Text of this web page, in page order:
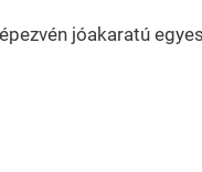
jóakaratú